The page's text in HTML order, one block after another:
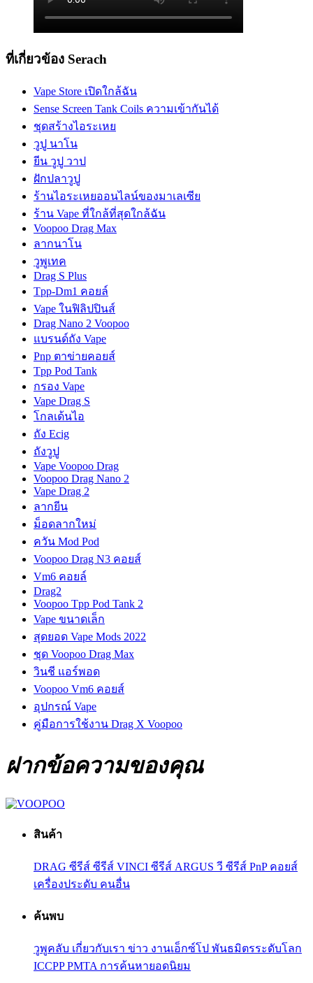
ที่เกี่ยวข้อง Serach
Vape Store เปิดใกล้ฉัน
Sense Screen Tank Coils ความเข้ากันได้
ชุดสร้างไอระเหย
วูปู นาโน
ยีน วูปู วาป
ฝักปลาวูปู
ร้านไอระเหยออนไลน์ของมาเลเซีย
ร้าน Vape ที่ใกล้ที่สุดใกล้ฉัน
Voopoo Drag Max
ลากนาโน
วูพูเทค
Drag S Plus
Tpp-Dm1 คอยล์
Vape ในฟิลิปปินส์
Drag Nano 2 Voopoo
แบรนด์ถัง Vape
Pnp ตาข่ายคอยส์
Tpp Pod Tank
กรอง Vape
Vape Drag S
โกลเด้นไอ
ถัง Ecig
ถังวูปู
Vape Voopoo Drag
Voopoo Drag Nano 2
Vape Drag 2
ลากยีน
ม็อดลากใหม่
ควัน Mod Pod
Voopoo Drag N3 คอยส์
Vm6 คอยล์
Drag2
Voopoo Tpp Pod Tank 2
Vape ขนาดเล็ก
สุดยอด Vape Mods 2022
ชุด Voopoo Drag Max
วินชี แอร์พอด
Voopoo Vm6 คอยส์
อุปกรณ์ Vape
คู่มือการใช้งาน Drag X Voopoo
ฝากข้อความของคุณ
สินค้า
DRAG ซีรีส์ ซีรีส์ VINCI ซีรีส์ ARGUS วี ซีรีส์ PnP คอยส์
เครื่องประดับ คนอื่น
ค้นพบ
วูพูคลับ เกี่ยวกับเรา ข่าว งานเอ็กซ์โป พันธมิตรระดับโลก
ICCPPPMTA การค้นหายอดนิยม